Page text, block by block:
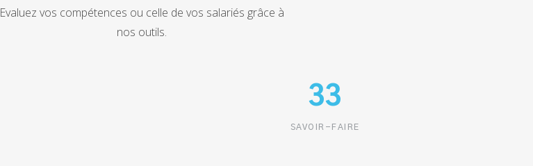
Evaluez vos compétences ou celle de vos salariés grâce à
nos outils.
33
SAVOIR-FAIRE